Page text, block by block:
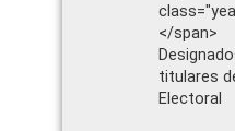
</span>
titulares
Electoral